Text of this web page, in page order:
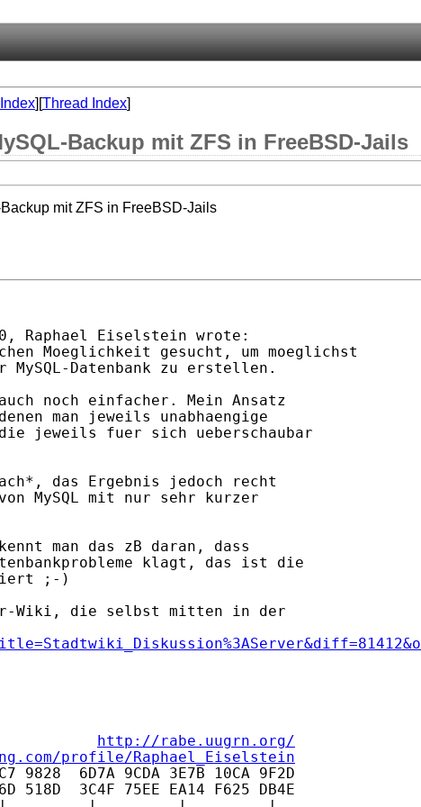
][Thread Index]
Backup mit ZFS in FreeBSD-Jails
mit ZFS in FreeBSD-Jails
Raphael Eiselstein wrote:
Moeglichkeit gesucht, um moeglichst
Datenbank zu erstellen.
noch einfacher. Mein Ansatz
man jeweils unabhaengige
jeweils fuer sich ueberschaubar
das Ergebnis jedoch recht
MySQL mit nur sehr kurzer
man das zB daran, dass
klagt, das ist die
;-)
Wiki, die selbst mitten in der
http://rabe.uugrn.org/
profile/Raphael_Eiselstein
6D7A 9CDA 3E7B 10CA 9F2D
3C4F 75EE EA14 F625 DB4E